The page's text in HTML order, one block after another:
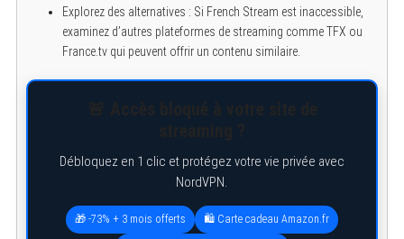
Explorez des alternatives : Si French Stream est inaccessible,
examinez d’autres plateformes de streaming comme TFX ou
France.tv qui peuvent offrir un contenu similaire.
Débloquez en 1 clic et protégez votre vie privée avec
NordVPN.
🎁 -73% + 3 mois offerts 🛍️ Carte cadeau Amazon.fr